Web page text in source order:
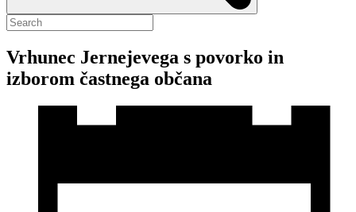
Vrhunec Jernejevega s povorko in
izborom častnega občana